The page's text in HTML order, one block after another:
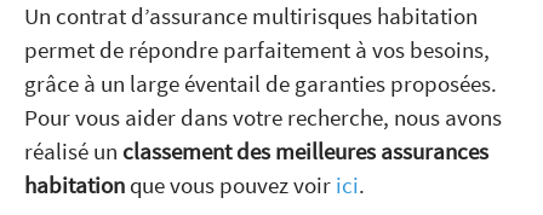
Un contrat d’assurance multirisques habitation
permet de répondre parfaitement à vos besoins,
grâce à un large éventail de garanties proposées.
Pour vous aider dans votre recherche, nous avons
réalisé un classement des meilleures assurances
habitation que vous pouvez voir ici.